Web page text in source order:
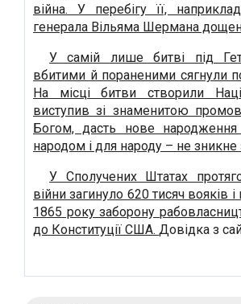
війна. У перебігу її,
генерала Вільяма Шермана
У самій лише битві під
вбитими й пораненими сягнули
На місці битви створили
виступив зі знаменитою
Богом, дасть нове
народом і для народу – не зникне
У Сполучених Штатах
війни загинуло 620 тисяч вояків
1865 року заборону
до Конституції США. Довідка з